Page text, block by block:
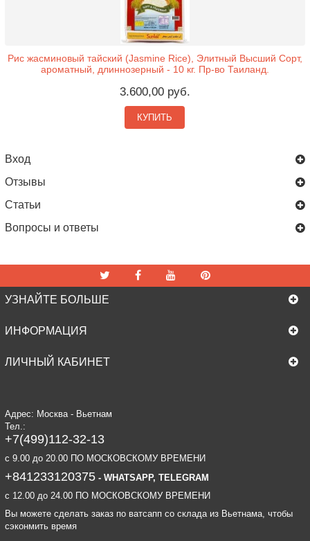
Рис жасминовый тайский (Jasmine Rice), Элитный Высший Сорт,
ароматный, длиннозерный - 10 кг. Пр-во Таиланд.
3.600,00 руб.
КУПИТЬ
Вход
Отзывы
Статьи
Вопросы и ответы
УЗНАЙТЕ БОЛЬШЕ
ИНФОРМАЦИЯ
ЛИЧНЫЙ КАБИНЕТ
Адрес: Москва - Вьетнам
Тел.:
+7(499)112-32-13
c 9.00 до 20.00 ПО МОСКОВСКОМУ ВРЕМЕНИ
+841233120375- WHATSAPP, TELEGRAM
c 12.00 до 24.00 ПО МОСКОВСКОМУ ВРЕМЕНИ
Вы можете сделать заказ по ватсапп со склада из Вьетнама, чтобы
сэконмить время